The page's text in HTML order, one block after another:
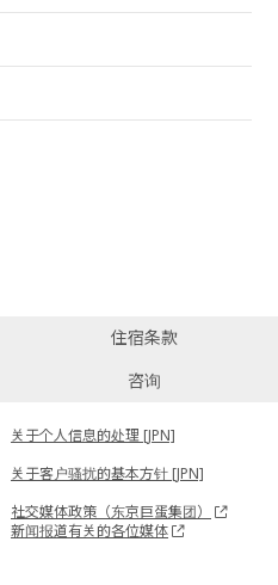
住宿条款
咨询
关于个人信息的处理 [JPN]
关于客户骚扰的基本方针 [JPN]
社交媒体政策（东京巨蛋集团）
新闻报道有关的各位媒体